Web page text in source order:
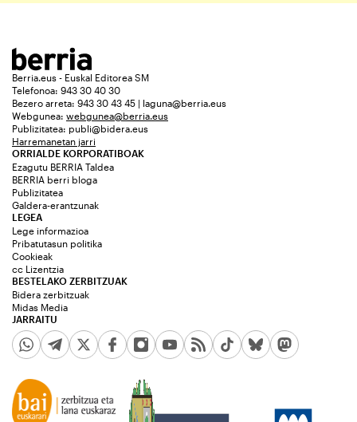
Berria.eus - Euskal Editorea SM
Telefonoa: 943 30 40 30
Bezero arreta: 943 30 43 45 | laguna@berria.eus
Webgunea: webgunea@berria.eus
Publizitatea: publi@bidera.eus
Harremanetan jarri
ORRIALDE KORPORATIBOAK
Ezagutu BERRIA Taldea
BERRIA berri bloga
Publizitatea
Galdera-erantzunak
JARRAITU
LEGEA
Lege informazioa
Pribatutasun politika
Cookieak
cc Lizentzia
BESTELAKO ZERBITZUAK
Bidera zerbitzuak
Midas Media